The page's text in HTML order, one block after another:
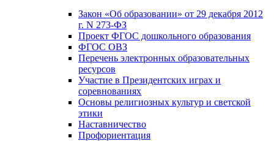
Закон «Об образовании» от 29 декабря 2012
г. N 273-ФЗ
Проект ФГОС дошкольного образования
ФГОС ОВЗ
Перечень электронных образовательных
ресурсов
Участие в Президентских играх и
соревнованиях
Основы религиозных культур и светской
этики
Наставничество
Профориентация